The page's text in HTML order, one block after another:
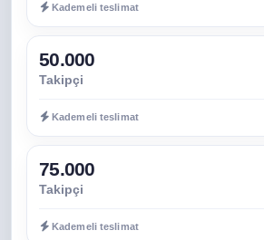
Kademeli teslimat
50.000
Takipçi
Kademeli teslimat
75.000
Takipçi
Kademeli teslimat